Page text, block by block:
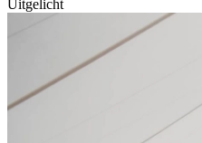
unieke beleving en sfeer voor
een trendy stretch tent of
geschikte tent te huren voor je
Voor de beste kwaliteit en
afwerking ben je bij onze
juiste adres. Bij deze
juiste party tent om de perfecte
Uitgelicht